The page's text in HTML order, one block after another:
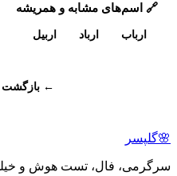
🔗 اسم‌های مشابه و همریشه
ارباب ارباد اربیل
← بازگشت
🌸گلپسر
سرگرمی، فال، تست هوش و